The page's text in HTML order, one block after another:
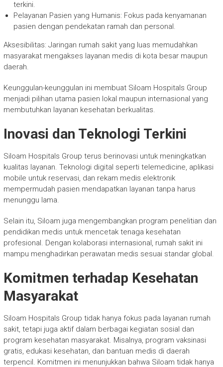
terkini.
Pelayanan Pasien yang Humanis: Fokus pada kenyamanan
pasien dengan pendekatan ramah dan personal.
Aksesibilitas: Jaringan rumah sakit yang luas memudahkan
masyarakat mengakses layanan medis di kota besar maupun
daerah.
Keunggulan-keunggulan ini membuat Siloam Hospitals Group
menjadi pilihan utama pasien lokal maupun internasional yang
membutuhkan layanan kesehatan berkualitas.
Inovasi dan Teknologi Terkini
Siloam Hospitals Group terus berinovasi untuk meningkatkan
kualitas layanan. Teknologi digital seperti telemedicine, aplikasi
mobile untuk reservasi, dan rekam medis elektronik
mempermudah pasien mendapatkan layanan tanpa harus
menunggu lama.
Selain itu, Siloam juga mengembangkan program penelitian dan
pendidikan medis untuk mencetak tenaga kesehatan
profesional. Dengan kolaborasi internasional, rumah sakit ini
mampu menghadirkan perawatan medis sesuai standar global.
Komitmen terhadap Kesehatan
Masyarakat
Siloam Hospitals Group tidak hanya fokus pada layanan rumah
sakit, tetapi juga aktif dalam berbagai kegiatan sosial dan
program kesehatan masyarakat. Misalnya, program vaksinasi
gratis, edukasi kesehatan, dan bantuan medis di daerah
terpencil. Komitmen ini menunjukkan bahwa Siloam tidak hanya